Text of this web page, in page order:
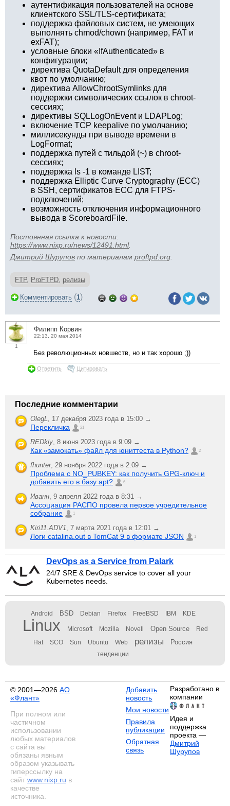
аутентификация пользователей на основе
клиентского SSL/TLS-сертификата;
поддержка файловых систем, не умеющих
выполнять chmod/chown (например, FAT и
exFAT);
условные блоки «IfAuthenticated» в
конфигурации;
директива QuotaDefault для определения
квот по умолчанию;
директива AllowChrootSymlinks для
поддержки символических ссылок в chroot-
сессиях;
директивы SQLLogOnEvent и LDAPLog;
включение TCP keepalive по умолчанию;
миллисекунды при выводе времени в
LogFormat;
поддержка путей с тильдой (~) в chroot-
сессиях;
поддержка ls -1 в команде LIST;
поддержка Elliptic Curve Cryptography (ECC)
в SSH, сертификатов ECC для FTPS-
подключений;
возможность отключения информационного
вывода в ScoreboardFile.
Постоянная ссылка к новости:
https://www.nixp.ru/news/12491.html.
Дмитрий Шурупов по материалам proftpd.org
FTP, ProFTPD, релизы
Комментировать (1)
1
Филипп Корвин
22:13, 20 мая 2014
Без революционных новшеств, но и так хорошо ;))
Ответить Цитировать
Последние комментарии
OlegL 17 декабря 2023 года в 15:00 →
Перекличка 21
REDkiy 8 июня 2023 года в 9:09 →
Как «замокать» файл для юниттеста в Python? 2
fhunter, 29 ноября 2022 года в 2:09 →
Проблема с NO_PUBKEY: как получить GPG-ключ и
добавить его в базу apt?
6
Иванн 9 апреля 2022 года в 8:31 →
Ассоциация РАСПО провела первое учредительное
собрание
1
Kiri11.ADV1 7 марта 2021 года в 12:01 →
Логи catalina.out в TomCat 9 в формате JSON 1
DevOps as a Service from Palark
24/7 SRE & DevOps service to cover all your
Kubernetes needs.
Android BSD Debian Firefox FreeBSD IBM KDE
Linux Microsoft Mozilla Novell Open Source Red
Hat SCO Sun Ubuntu Web релизы Россия
тенденции
© 2001—2026 АО
«Флант»
При полном или
частичном
использовании
любых материалов
с сайта вы
обязаны явным
образом указывать
гиперссылку на
сайт www.nixp.ru в
качестве
источника.
Добавить
новость
Мои новости
Правила
публикации
Обратная
связь
Разработано в
компании
Идея и
поддержка
проекта —
Дмитрий
Шурупов